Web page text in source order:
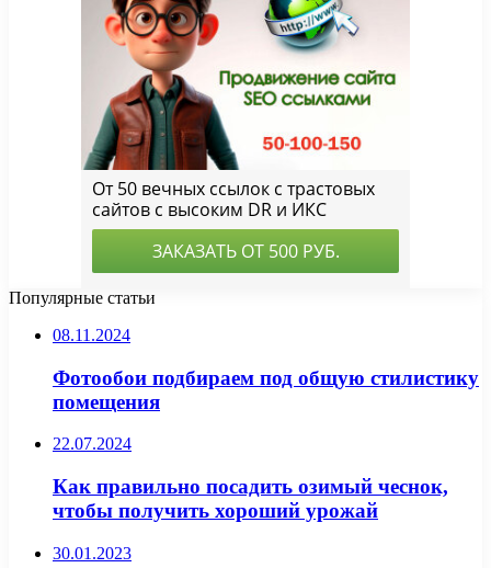
Популярные статьи
08.11.2024
Фотообои подбираем под общую стилистику
помещения
22.07.2024
Как правильно посадить озимый чеснок,
чтобы получить хороший урожай
30.01.2023